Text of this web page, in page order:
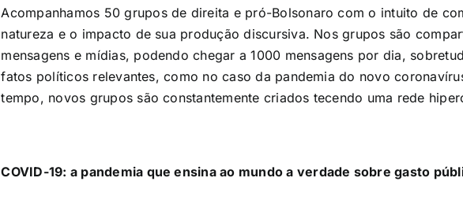
Acompanhamos 50 grupos de direita e pró-Bolsonaro com o intuito de
natureza e o impacto de sua produção discursiva. Nos grupos são
mensagens e mídias, podendo chegar a 1000 mensagens por dia,
fatos políticos relevantes, como no caso da pandemia do novo
tempo, novos grupos são constantemente criados tecendo uma rede
COVID-19: a pandemia que ensina ao mundo a verdade sobre gasto